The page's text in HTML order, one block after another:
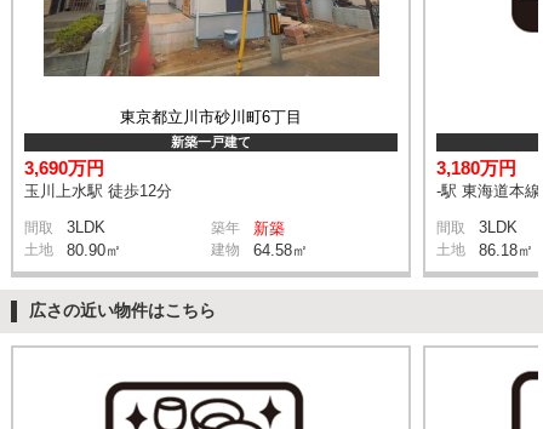
東京都立川市砂川町6丁目
新築一戸建て
3,690万円
玉川上水駅 徒歩12分
間取 3LDK 築年 新築
土地 80.90㎡ 建物 64.58㎡
3,180万円
-駅 東海道本
間取 3LDK
土地 86.18㎡
広さの近い物件はこちら